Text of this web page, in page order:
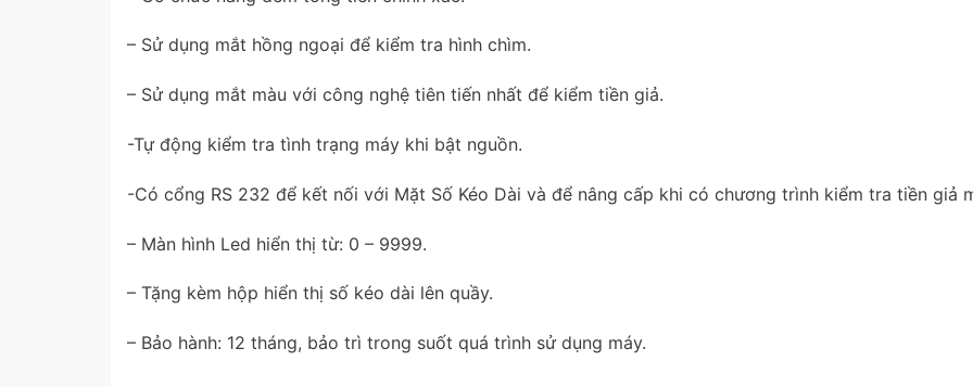
– Sử dụng mắt hồng ngoại để kiểm tra hình chìm.
– Sử dụng mắt màu với công nghệ tiên tiến nhất để kiểm tiền giả.
-Tự động kiểm tra tình trạng máy khi bật nguồn.
-Có cổng RS 232 để kết nối với Mặt Số Kéo Dài và để nâng cấp khi có chương trình kiểm tra tiền giả
– Màn hình Led hiển thị từ: 0 – 9999.
– Tặng kèm hộp hiển thị số kéo dài lên quầy.
– Bảo hành: 12 tháng, bảo trì trong suốt quá trình sử dụng máy.